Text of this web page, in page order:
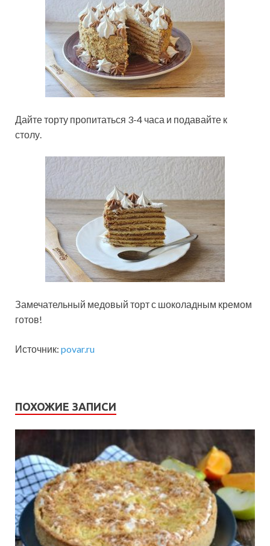
Дайте торту пропитаться 3-4 часа и подавайте к
столу.
Замечательный медовый торт с шоколадным кремом
готов!
Источник: povar.ru
ПОХОЖИЕ ЗАПИСИ